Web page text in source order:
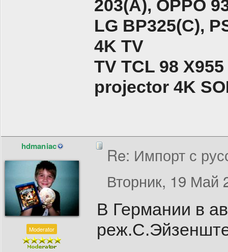
203(A), ОPPO
LG BP325(C),
4K TV
TV TCL 98 X955
projector 4K
hdmaniac
Moderator
Re: Импорт с
Вторник, 19 Май
В Германии в